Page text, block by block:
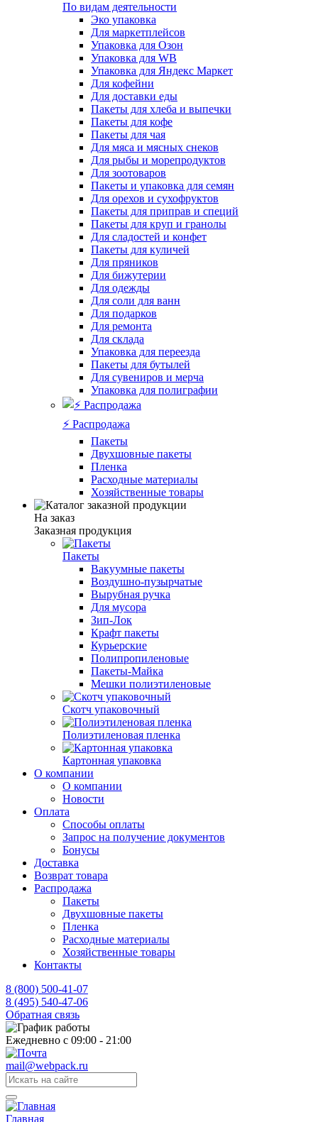
По видам деятельности
Эко упаковка
Для маркетплейсов
Упаковка для Озон
Упаковка для WB
Упаковка для Яндекс Маркет
Для кофейни
Для доставки еды
Пакеты для хлеба и выпечки
Пакеты для кофе
Пакеты для чая
Для мяса и мясных снеков
Для рыбы и морепродуктов
Для зоотоваров
Пакеты и упаковка для семян
Для орехов и сухофруктов
Пакеты для приправ и специй
Пакеты для круп и гранолы
Для сладостей и конфет
Пакеты для куличей
Для пряников
Для бижутерии
Для одежды
Для соли для ванн
Для подарков
Для ремонта
Для склада
Упаковка для переезда
Пакеты для бутылей
Для сувениров и мерча
Упаковка для полиграфии
⚡️ Распродажа
Пакеты
Двухшовные пакеты
Пленка
Расходные материалы
Хозяйственные товары
На заказ
Заказная продукция
Пакеты
Вакуумные пакеты
Воздушно-пузырчатые
Вырубная ручка
Для мусора
Зип-Лок
Крафт пакеты
Курьерские
Полипропиленовые
Пакеты-Майка
Мешки полиэтиленовые
Скотч упаковочный
Полиэтиленовая пленка
Картонная упаковка
О компании
О компании
Новости
Оплата
Способы оплаты
Запрос на получение документов
Бонусы
Доставка
Возврат товара
Распродажа
Пакеты
Двухшовные пакеты
Пленка
Расходные материалы
Хозяйственные товары
Контакты
8 (800) 500-41-07
8 (495) 540-47-06
Обратная связь
Ежедневно с 09:00 - 21:00
mail@webpack.ru
Главная